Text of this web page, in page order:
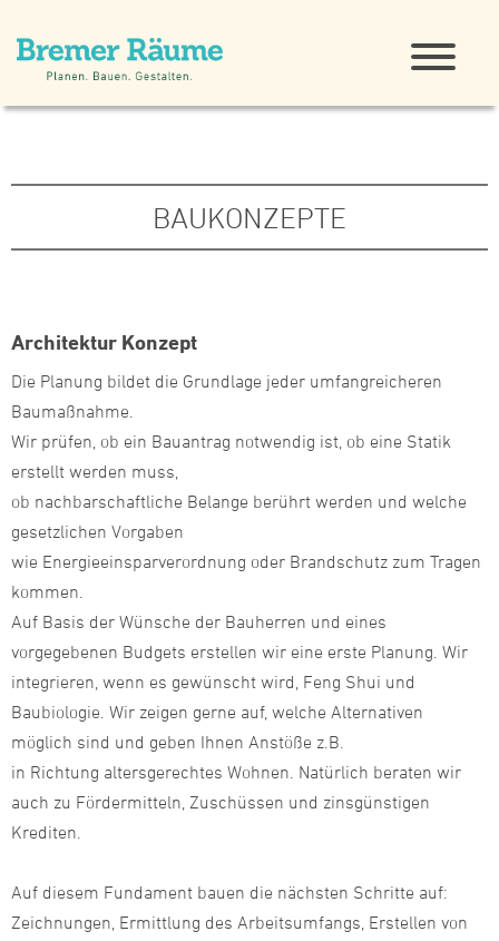
BAUKONZEPTE
Architektur Konzept
Die Planung bildet die Grundlage jeder umfangreicheren
Baumaßnahme.
Wir prüfen, ob ein Bauantrag notwendig ist, ob eine Statik
erstellt werden muss,
ob nachbarschaftliche Belange berührt werden und welche
gesetzlichen Vorgaben
wie Energieeinsparverordnung oder Brandschutz zum Tragen
kommen.
Auf Basis der Wünsche der Bauherren und eines
vorgegebenen Budgets erstellen wir eine erste Planung. Wir
integrieren, wenn es gewünscht wird, Feng Shui und
Baubiologie. Wir zeigen gerne auf, welche Alternativen
möglich sind und geben Ihnen Anstöße z.B.
in Richtung altersgerechtes Wohnen. Natürlich beraten wir
auch zu Fördermitteln, Zuschüssen und zinsgünstigen
Krediten.
Auf diesem Fundament bauen die nächsten Schritte auf:
Zeichnungen, Ermittlung des Arbeitsumfangs, Erstellen von